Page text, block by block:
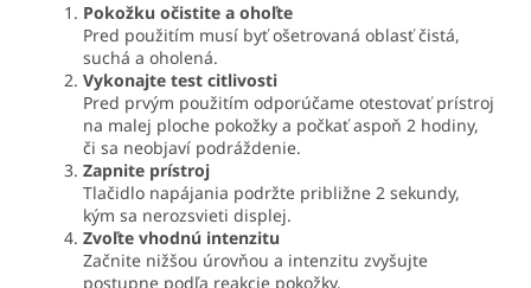
Pokožku očistite a ohoľte
Pred použitím musí byť ošetrovaná oblasť čistá,
suchá a oholená.
Vykonajte test citlivosti
Pred prvým použitím odporúčame otestovať prístroj
na malej ploche pokožky a počkať aspoň 2 hodiny,
či sa neobjaví podráždenie.
Zapnite prístroj
Tlačidlo napájania podržte približne 2 sekundy,
kým sa nerozsvieti displej.
Zvoľte vhodnú intenzitu
Začnite nižšou úrovňou a intenzitu zvyšujte
postupne podľa reakcie pokožky.